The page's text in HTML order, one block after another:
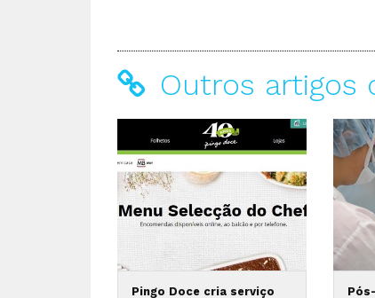
Outros artigos
Pingo Doce cria serviço